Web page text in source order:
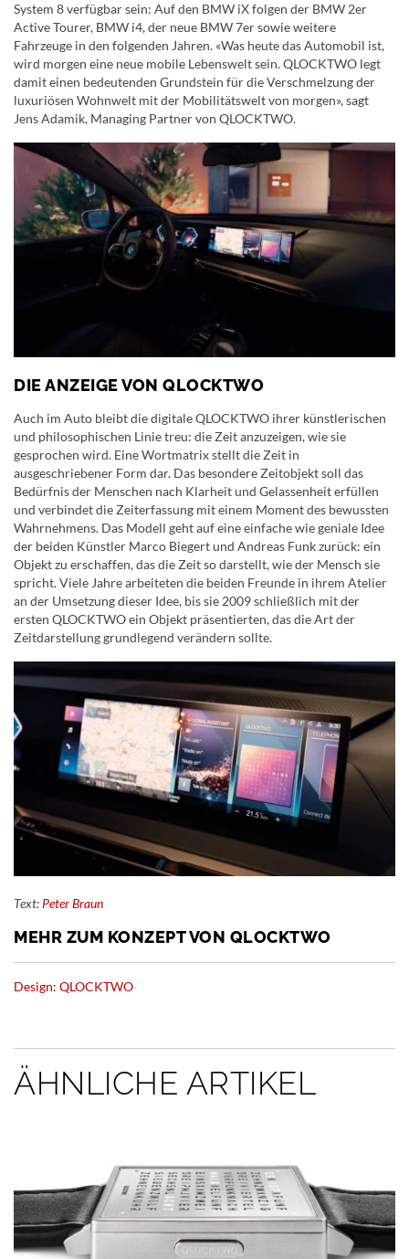
System 8 verfügbar sein: Auf den BMW iX folgen der BMW 2er
Active Tourer, BMW i4, der neue BMW 7er sowie weitere
Fahrzeuge in den folgenden Jahren. «Was heute das Automobil ist,
wird morgen eine neue mobile Lebenswelt sein. QLOCKTWO legt
damit einen bedeutenden Grundstein für die Verschmelzung der
luxuriösen Wohnwelt mit der Mobilitätswelt von morgen», sagt
Jens Adamik, Managing Partner von QLOCKTWO.
DIE ANZEIGE VON QLOCKTWO
Auch im Auto bleibt die digitale QLOCKTWO ihrer künstlerischen
und philosophischen Linie treu: die Zeit anzuzeigen, wie sie
gesprochen wird. Eine Wortmatrix stellt die Zeit in
ausgeschriebener Form dar. Das besondere Zeitobjekt soll das
Bedürfnis der Menschen nach Klarheit und Gelassenheit erfüllen
und verbindet die Zeiterfassung mit einem Moment des bewussten
Wahrnehmens. Das Modell geht auf eine einfache wie geniale Idee
der beiden Künstler Marco Biegert und Andreas Funk zurück: ein
Objekt zu erschaffen, das die Zeit so darstellt, wie der Mensch sie
spricht. Viele Jahre arbeiteten die beiden Freunde in ihrem Atelier
an der Umsetzung dieser Idee, bis sie 2009 schließlich mit der
ersten QLOCKTWO ein Objekt präsentierten, das die Art der
Zeitdarstellung grundlegend verändern sollte.
Text: Peter Braun
MEHR ZUM KONZEPT VON QLOCKTWO
Design: QLOCKTWO
ÄHNLICHE ARTIKEL